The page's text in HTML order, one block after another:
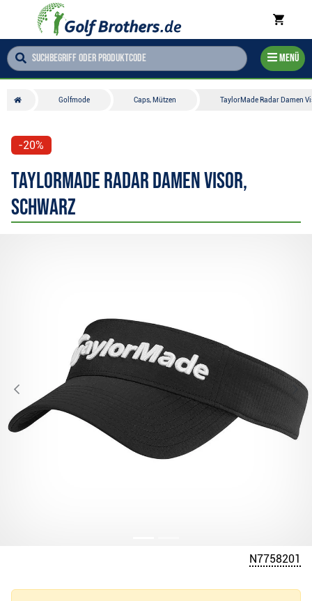
Menü
Golfmode Caps, Mützen TaylorMade Radar Damen
-20%
TaylorMade Radar Damen Visor,
schwarz
N7758201